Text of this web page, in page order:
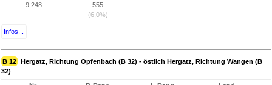
9.248
555
(6,0%)
Infos...
B 12 Hergatz, Richtung Opfenbach (B 32) - östlich Hergatz, Richtung Wangen (B
32)